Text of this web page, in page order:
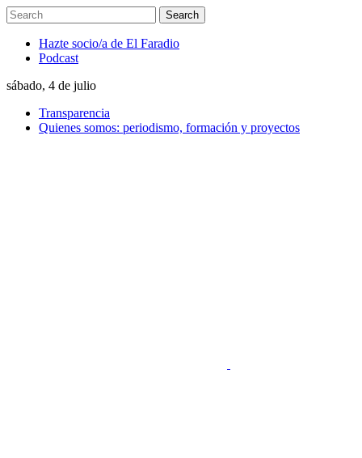
Hazte socio/a de El Faradio
Podcast
sábado, 4 de julio
Transparencia
Quienes somos: periodismo, formación y proyectos